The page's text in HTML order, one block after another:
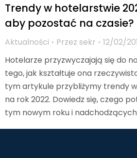
Trendy w hotelarstwie
aby pozostać na czasie?
Aktualności Przez sekr
12/02/
Hotelarze przyzwyczajają się do
tego, jak kształtuje ona
tym artykule przybliżymy trendy
na rok 2022. Dowiedz się, czego
tym nowym roku i